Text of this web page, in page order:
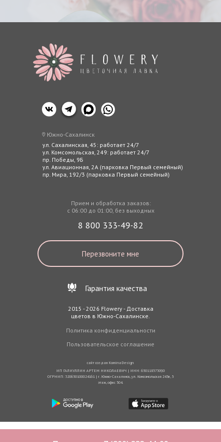
ул. Сахалинская, 45: работает 24/7
ул. Комсомольская, 249: работает 24/7
пр. Победы, 9Б
ул. Авиационная, 2А (парковка Первый семейный)
пр. Мира, 192/3 (парковка Первый семейный)
Перезвоните мне
8 800 333-49-82
Прием и обработка заказов:
с 06:00 до 01:00, без выходных
Южно-Сахалинск
2015 - 2026 Flowery - Доставка
цветов в Южно-Сахалинске.
Политика конфиденциальности
Пользовательское соглашение
Гарантия качества
сайт создан KominaDesign
ИП ГАЛИУЛЛИН АРТЕМ НИКОЛАЕВИЧ | ИНН: 650118573090
ОГРНИП: 320650100024161 | г. Южно-Сахалинск, ул. Комсомольская 245в, 5
этаж, офис 504.